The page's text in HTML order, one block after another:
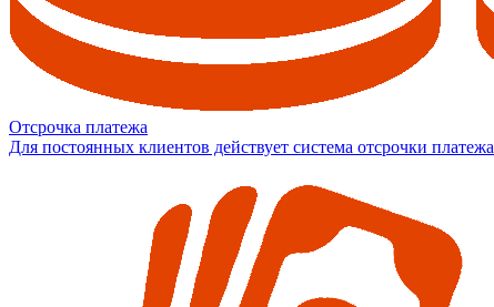
Отсрочка платежа
Для постоянных клиентов действует система отсрочки платежа